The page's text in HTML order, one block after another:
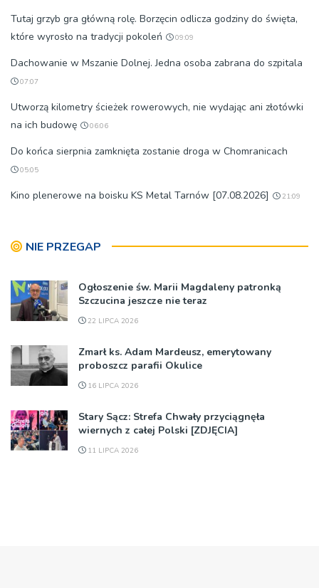
Tutaj grzyb gra główną rolę. Borzęcin odlicza godziny do święta,
które wyrosło na tradycji pokoleń
09:09
Dachowanie w Mszanie Dolnej. Jedna osoba zabrana do szpitala
07:07
Utworzą kilometry ścieżek rowerowych, nie wydając ani złotówki
na ich budowę
06:06
Do końca sierpnia zamknięta zostanie droga w Chomranicach
05:05
Kino plenerowe na boisku KS Metal Tarnów [07.08.2026] 21:09
NIE PRZEGAP
Ogłoszenie św. Marii Magdaleny patronką
Szczucina jeszcze nie teraz
22 LIPCA 2026
Zmarł ks. Adam Mardeusz, emerytowany
proboszcz parafii Okulice
16 LIPCA 2026
Stary Sącz: Strefa Chwały przyciągnęła
wiernych z całej Polski [ZDJĘCIA]
11 LIPCA 2026